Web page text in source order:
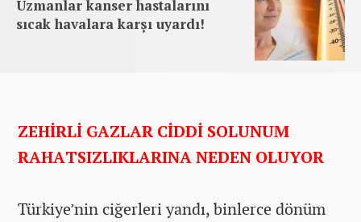
Uzmanlar kanser hastalarını
sıcak havalara karşı uyardı!
ZEHİRLİ GAZLAR CİDDİ SOLUNUM
RAHATSIZLIKLARINA NEDEN OLUYOR
Türkiye’nin ciğerleri yandı, binlerce dönüm